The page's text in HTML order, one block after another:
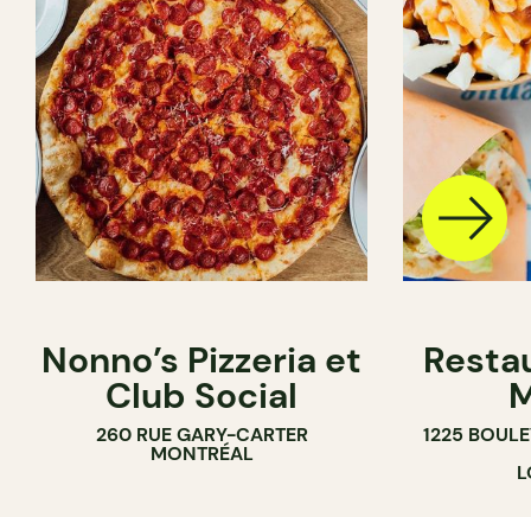
Nonno’s Pizzeria et
Club Social
260 RUE GARY-CARTER
MONTRÉAL
1225